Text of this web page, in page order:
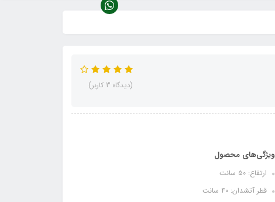
(دیدگاه 3 کاربر)
ویژگی‌های محصول
ارتفاع: ۵۰ سانت
قطر آتشدان: ۴۰ سانت